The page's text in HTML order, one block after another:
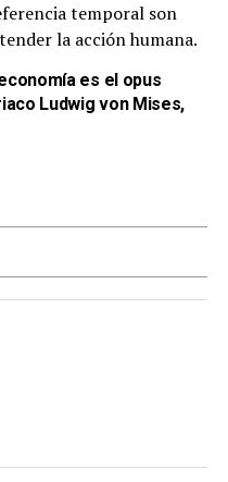
temporal son
la acción humana.
es el opus
Ludwig von Mises,